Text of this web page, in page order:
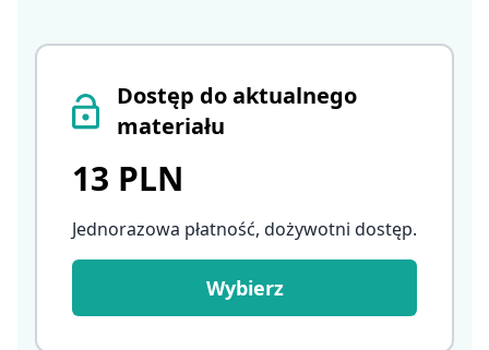
Dostęp do aktualnego
materiału
13 PLN
Jednorazowa płatność, dożywotni dostęp.
Wybierz